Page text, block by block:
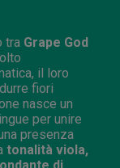
tra Grape God
il loro
fiori
nasce un
per unire
presenza
tonalità viola,
di